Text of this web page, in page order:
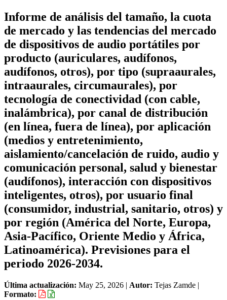
Informe de análisis del tamaño, la cuota
de mercado y las tendencias del mercado
de dispositivos de audio portátiles por
producto (auriculares, audífonos,
audífonos, otros), por tipo (supraaurales,
intraaurales, circumaurales), por
tecnología de conectividad (con cable,
inalámbrica), por canal de distribución
(en línea, fuera de línea), por aplicación
(medios y entretenimiento,
aislamiento/cancelación de ruido, audio y
comunicación personal, salud y bienestar
(audífonos), interacción con dispositivos
inteligentes, otros), por usuario final
(consumidor, industrial, sanitario, otros) y
por región (América del Norte, Europa,
Asia-Pacífico, Oriente Medio y África,
Latinoamérica). Previsiones para el
periodo 2026-2034.
Última actualización: May 25, 2026 | Autor: Tejas Zamde |
Formato: